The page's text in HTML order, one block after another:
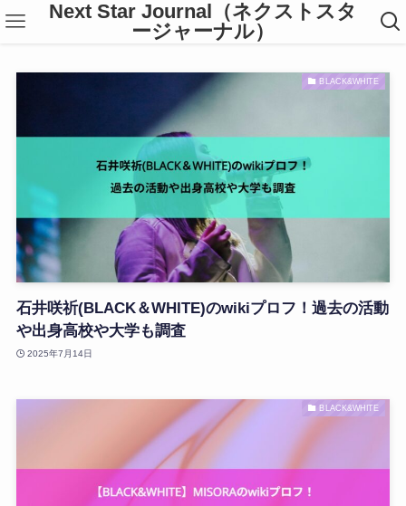
Next Star Journal（ネクストスタ
ージャーナル）
BLACK&WHITE
石井咲祈(BLACK＆WHITE)のwikiプロフ！過去の活動
や出身高校や大学も調査
2025年7月14日
BLACK&WHITE